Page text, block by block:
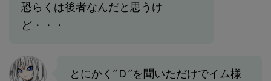
恐らくは後者なんだと思うけ
ど・・・
とにかく”Ｄ”を聞いただけでイム様